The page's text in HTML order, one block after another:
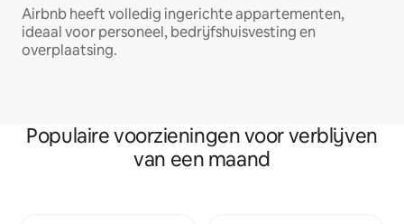
Airbnb heeft volledig ingerichte appartementen,
ideaal voor personeel, bedrijfshuisvesting en
overplaatsing.
Populaire voorzieningen voor verblijven
van een maand